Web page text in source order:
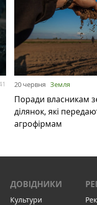
20 червня Земля
Поради власникам
ділянок, які
агрофірмам
ДОВІДНИКИ
Культури